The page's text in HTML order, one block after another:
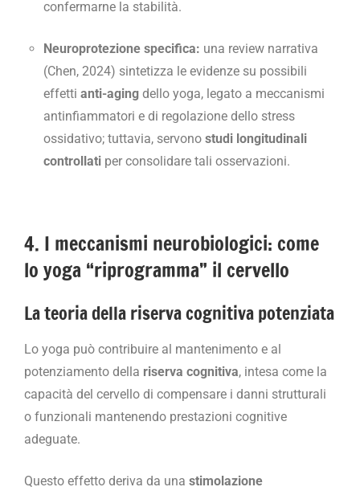
confermarne la stabilità.
Neuroprotezione specifica: una review narrativa
(Chen, 2024) sintetizza le evidenze su possibili
effetti anti-aging dello yoga, legato a meccanismi
antinfiammatori e di regolazione dello stress
ossidativo; tuttavia, servono studi longitudinali
controllati per consolidare tali osservazioni.
4. I meccanismi neurobiologici: come
lo yoga “riprogramma” il cervello
La teoria della riserva cognitiva potenziata
Lo yoga può contribuire al mantenimento e al
potenziamento della riserva cognitiva, intesa come la
capacità del cervello di compensare i danni strutturali
o funzionali mantenendo prestazioni cognitive
adeguate.
Questo effetto deriva da una stimolazione